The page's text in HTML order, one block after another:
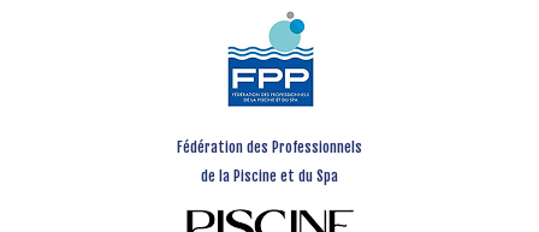
Fédération des Professionnels
de la Piscine et du Spa